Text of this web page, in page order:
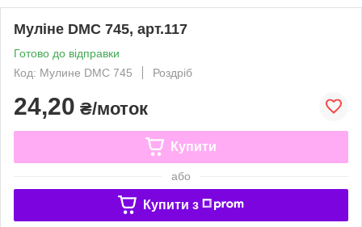
Муліне DMC 745, арт.117
Готово до відправки
Код: Мулине DMC 745
Роздріб
24,20 ₴/моток
Купити
або
Купити з